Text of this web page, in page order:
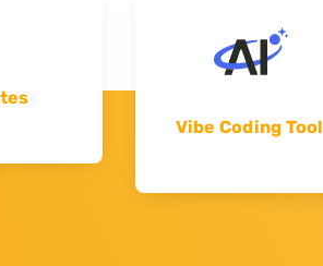
Vibe Coding Tool